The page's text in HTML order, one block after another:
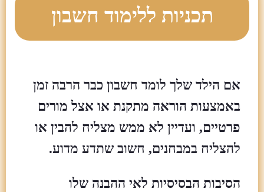
תכניות ללימוד חשבון
אם הילד שלך לומד חשבון כבר הרבה זמן
באמצעות הוראה מתקנת או אצל מורים
פרטיים, ועדיין לא ממש מצליח להבין או
להצליח במבחנים, חשוב שתדע מדוע.
הסיבות הבסיסיות לאי ההבנה שלו